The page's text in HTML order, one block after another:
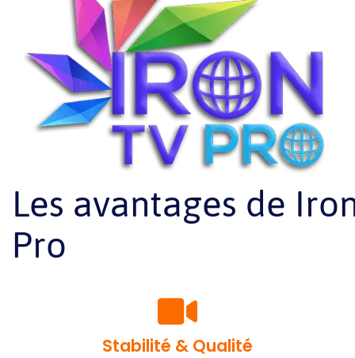
Les avantages de
Pro
Stabilité & Qualité